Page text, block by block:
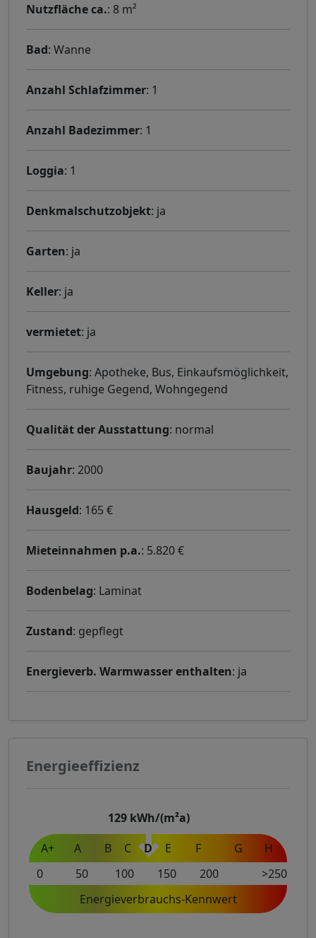
Nutzfläche ca.: 8 m²
Bad: Wanne
Anzahl Schlafzimmer: 1
Anzahl Badezimmer: 1
Loggia: 1
Denkmalschutzobjekt: ja
Garten: ja
Keller: ja
vermietet: ja
Umgebung: Apotheke, Bus, Einkaufsmöglichkeit,
Fitness, ruhige Gegend, Wohngegend
Qualität der Ausstattung: normal
Baujahr: 2000
Hausgeld: 165 €
Mieteinnahmen p.a.: 5.820 €
Bodenbelag: Laminat
Zustand: gepflegt
Energieverb. Warmwasser enthalten: ja
Energieeffizienz
A+ A B C D E F G H
129 kWh/(m²a)
0 50 100 150 200
>250
Energieverbrauchs-Kennwert